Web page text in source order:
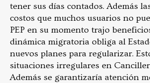
tener sus días contados. Además
costos que muchos usuarios no
PEP en su momento trajo
dinámica migratoria obliga al
nuevos planes para regularizar.
situaciones irregulares en
Además se garantizaría atención